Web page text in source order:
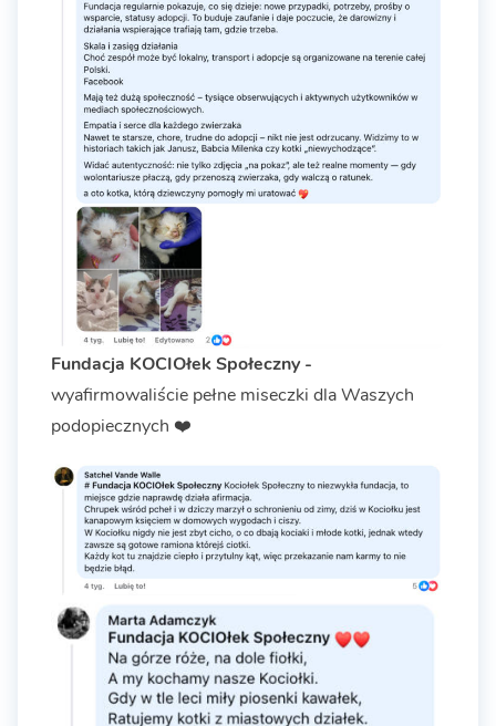
Fundacja KOCIOłek Społeczny -
wyafirmowaliście pełne miseczki dla Waszych
podopiecznych ❤️